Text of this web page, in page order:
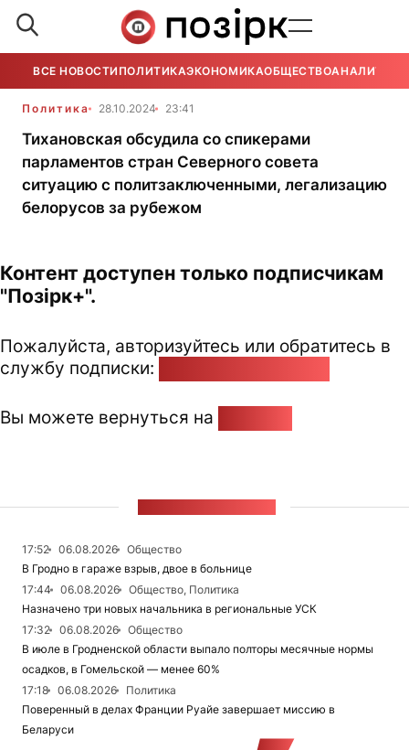
ВСЕ НОВОСТИ ПОЛИТИКАЭКОНОМИКАОБЩЕСТВОАНАЛИТИКА
Политика 28.10.2024 23:41
Тихановская обсудила со спикерами
парламентов стран Северного совета
ситуацию с политзаключенными, легализацию
белорусов за рубежом
Контент доступен только подписчикам
"Позірк+".
Пожалуйста, авторизуйтесь или обратитесь в
службу подписки:
Вы можете вернуться на
17:52 06.08.2026
Общество
В Гродно в гараже взрыв, двое в больнице
17:44
06.08.2026
Общество, Политика
Назначено три новых начальника в региональные УСК
17:32
06.08.2026
Общество
В июле в Гродненской области выпало полторы месячные нормы
осадков, в Гомельской — менее 60%
17:18
06.08.2026
Политика
Поверенный в делах Франции Руайе завершает миссию в
Беларуси